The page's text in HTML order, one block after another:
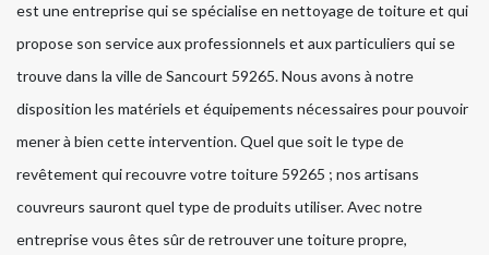
est une entreprise qui se spécialise en nettoyage de toiture et qui
propose son service aux professionnels et aux particuliers qui se
trouve dans la ville de Sancourt 59265. Nous avons à notre
disposition les matériels et équipements nécessaires pour pouvoir
mener à bien cette intervention. Quel que soit le type de
revêtement qui recouvre votre toiture 59265 ; nos artisans
couvreurs sauront quel type de produits utiliser. Avec notre
entreprise vous êtes sûr de retrouver une toiture propre,